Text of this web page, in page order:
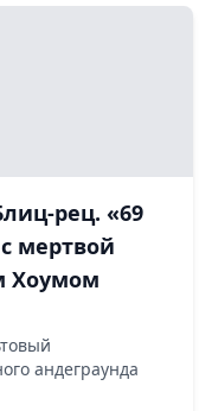
рец. «69
мертвой
Хоумом
андеграунда